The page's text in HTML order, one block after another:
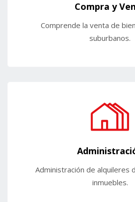
Compra y
Comprende la venta de
suburbanos.
Administración de alquileres
inmuebles.